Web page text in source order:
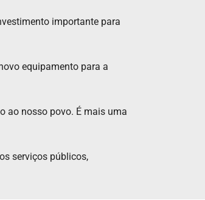
importante para
equipamento para a
ao nosso povo. É mais uma
serviços públicos,